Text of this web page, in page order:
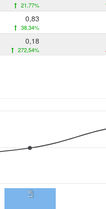
21,77%
0,83
38,34%
0,18
272,54%
1,8